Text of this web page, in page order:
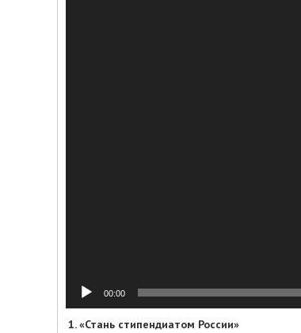
00:00
1.«Стань стипендиатом России»